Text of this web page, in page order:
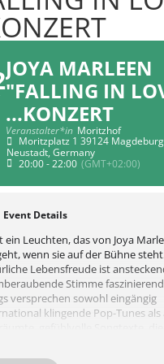
JOYA MARLEEN
"FALLING IN
...KONZERT
Veranstalter*in Moritzhof
Moritzplatz 1 39124
Neustadt, Germany
20:00 - 22:00 (GMT+02:00)
Event Details
ein Leuchten, das von Joya
wenn sie auf der Bühne
Lebensfreude ist
Stimme
versprechen sowohl eingängig
klingende Pop-Tunes als
mal 21 Jahren verzeichnet Joya